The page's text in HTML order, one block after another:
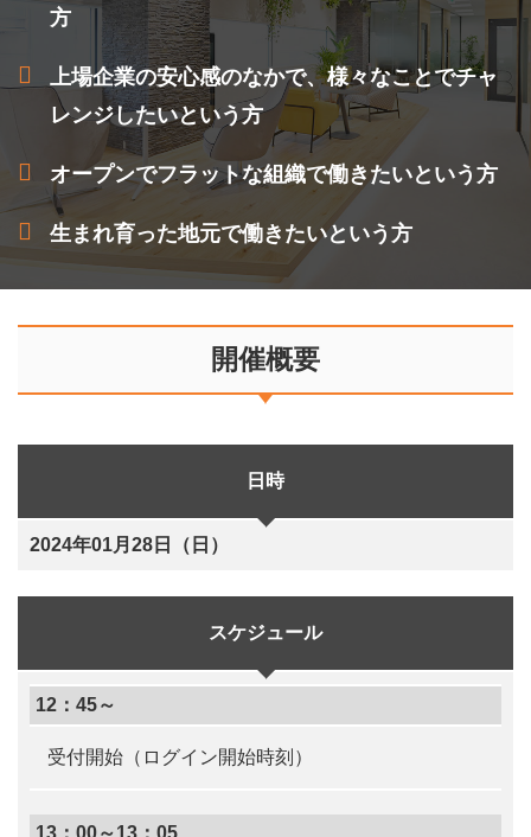
方
上場企業の安心感のなかで、様々なことでチャ
レンジしたいという方
オープンでフラットな組織で働きたいという方
生まれ育った地元で働きたいという方
開催概要
日時
2024年01月28日（日）
スケジュール
12：45～
受付開始（ログイン開始時刻）
13：00～13：05